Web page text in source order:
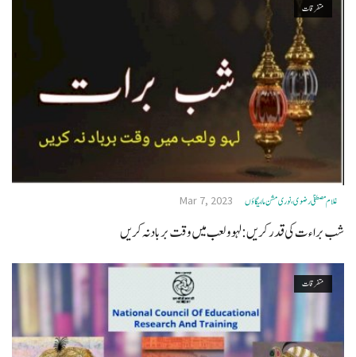
متفرقات
غلام مصطفیٰ رضوی، نوری مشن مالیگاؤں Mar 7, 2023
شب براءت کی قدر کریں: لہو ولعب میں وقت برباد نہ کریں
متفرقات